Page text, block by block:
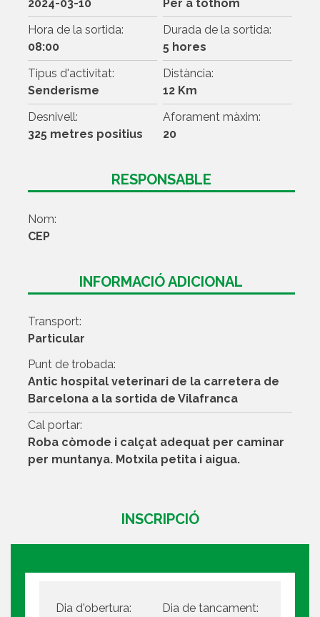
2024-03-10
Per a tothom
Hora de la sortida:
08:00
Durada de la sortida:
5 hores
Tipus d'activitat:
Senderisme
Distància:
12 Km
Desnivell:
325 metres positius
Aforament màxim:
20
RESPONSABLE
Nom:
CEP
INFORMACIÓ ADICIONAL
Transport:
Particular
Punt de trobada:
Antic hospital veterinari de la carretera de
Barcelona a la sortida de Vilafranca
Cal portar:
Roba còmode i calçat adequat per caminar
per muntanya. Motxila petita i aigua.
INSCRIPCIÓ
Dia d'obertura:
Dia de tancament: